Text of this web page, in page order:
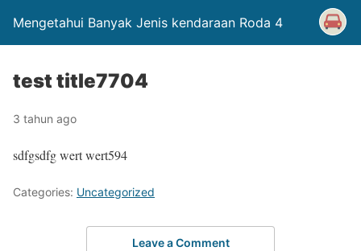
Mengetahui Banyak Jenis kendaraan Roda 4
test title7704
3 tahun ago
sdfgsdfg wert wert594
Categories: Uncategorized
Leave a Comment